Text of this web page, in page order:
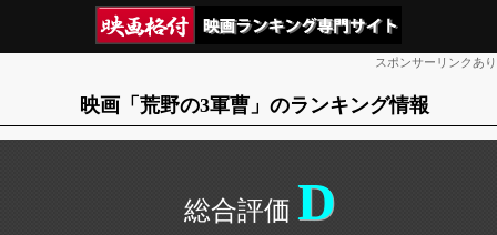
スポンサーリンクあり
映画「荒野の3軍曹」のランキング情報
D